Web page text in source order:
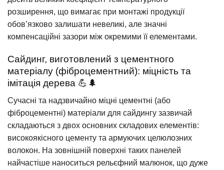
розширення, що вимагає при монтажі продукції
обов’язково залишати невеликі, але значні
компенсаційні зазори між окремими її елементами.
Сайдинг, виготовлений з цементного
матеріалу (фіброцементний): міцність та
імітація дерева 💪🌲
Сучасні та надзвичайно міцні цементні (або
фіброцементні) матеріали для сайдингу зазвичай
складаються з двох основних складових елементів:
високоякісного цементу та армуючих целюлозних
волокон. На зовнішній поверхні таких панелей
найчастіше наноситься рельєфний малюнок, що дуже